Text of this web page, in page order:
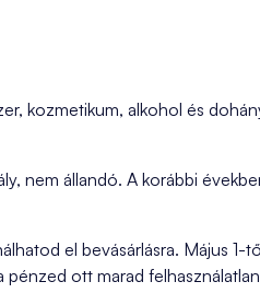
kozmetikum, alkohol és
nem állandó. A korábbi
el bevásárlásra. Május 1-
ott marad